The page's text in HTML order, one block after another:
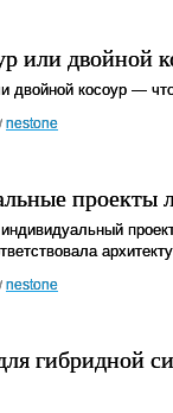
или двойной
двойной косоур —
nestone
проекты
nestone
гибридной